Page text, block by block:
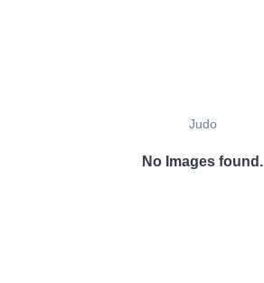
Judo
No Images found.